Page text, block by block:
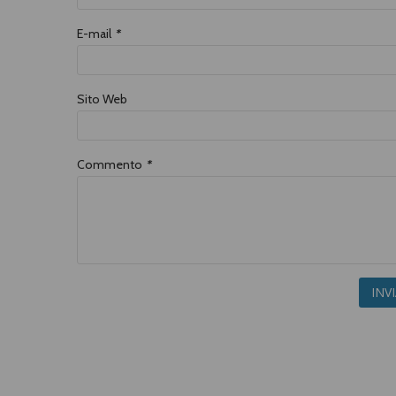
E-mail *
Sito Web
Commento *